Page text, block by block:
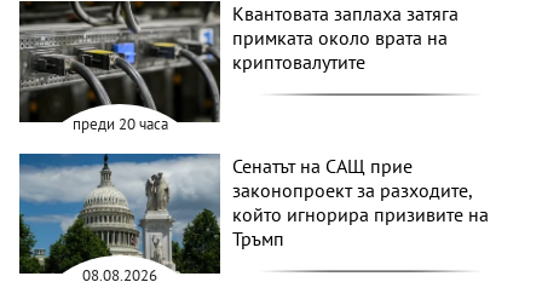
преди 20 часа
Квантовата заплаха затяга
примката около врата на
криптовалутите
08.08.2026
Сенатът на САЩ прие
законопроект за разходите,
който игнорира призивите на
Тръмп